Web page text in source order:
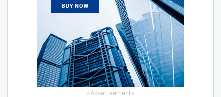
- Advertisement -